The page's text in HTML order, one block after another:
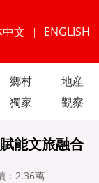
文 | ENGLISH
鄉村
地産
獨家 觀察
能文旅融合
： 2.36萬